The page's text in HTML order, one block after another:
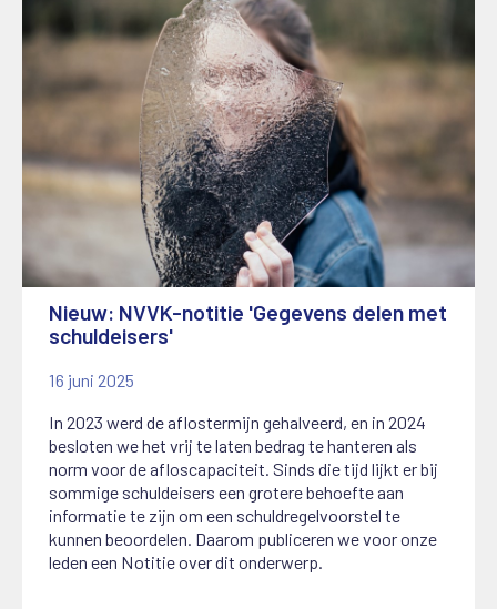
Nieuw: NVVK-notitie 'Gegevens delen met
schuldeisers'
16 juni 2025
In 2023 werd de aflostermijn gehalveerd, en in 2024
besloten we het vrij te laten bedrag te hanteren als
norm voor de afloscapaciteit. Sinds die tijd lijkt er bij
sommige schuldeisers een grotere behoefte aan
informatie te zijn om een schuldregelvoorstel te
kunnen beoordelen. Daarom publiceren we voor onze
leden een Notitie over dit onderwerp.